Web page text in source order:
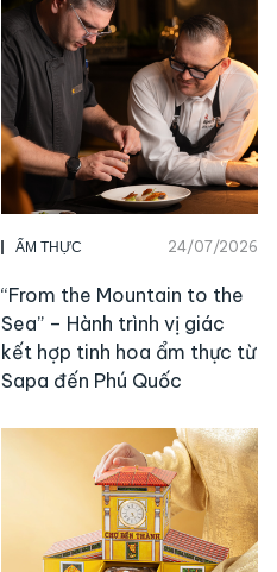
ẨM THỰC 24/07/2026
“From the Mountain to the
Sea” – Hành trình vị giác
kết hợp tinh hoa ẩm thực từ
Sapa đến Phú Quốc